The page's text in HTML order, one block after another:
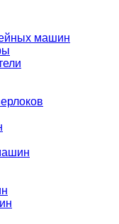
машин